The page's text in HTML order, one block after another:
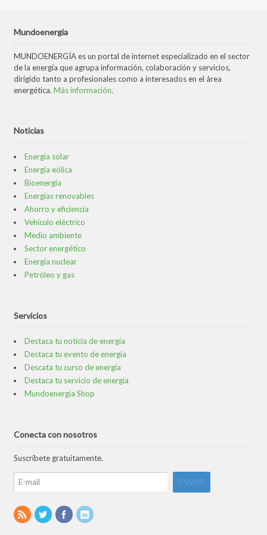
Mundoenergia
MUNDOENERGÍA es un portal de internet especializado en el sector
de la energía que agrupa información, colaboración y servicios,
dirigido tanto a profesionales como a interesados en el área
energética. Más información.
Noticias
Energía solar
Energía eólica
Bioenergía
Energías renovables
Ahorro y eficiencia
Vehículo eléctrico
Medio ambiente
Sector energético
Energía nuclear
Petróleo y gas
Servicios
Destaca tu noticia de energía
Destaca tu evento de energía
Descata tu curso de energía
Destaca tu servicio de energía
Mundoenergia Shop
Conecta con nosotros
Suscríbete gratuitamente.